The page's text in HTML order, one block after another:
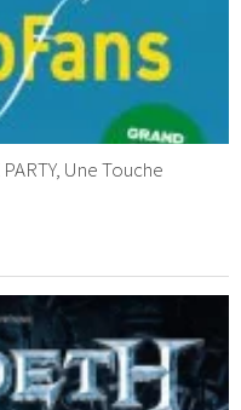
Une Touche